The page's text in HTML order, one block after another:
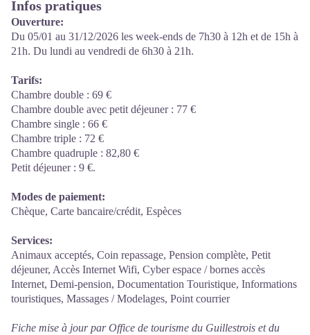
Infos pratiques
Ouverture:
Du 05/01 au 31/12/2026 les week-ends de 7h30 à 12h et de 15h à
21h. Du lundi au vendredi de 6h30 à 21h.
Tarifs:
Chambre double : 69 €
Chambre double avec petit déjeuner : 77 €
Chambre single : 66 €
Chambre triple : 72 €
Chambre quadruple : 82,80 €
Petit déjeuner : 9 €.
Modes de paiement:
Chèque, Carte bancaire/crédit, Espèces
Services:
Animaux acceptés, Coin repassage, Pension complète, Petit
déjeuner, Accès Internet Wifi, Cyber espace / bornes accès
Internet, Demi-pension, Documentation Touristique, Informations
touristiques, Massages / Modelages, Point courrier
Fiche mise à jour par Office de tourisme du Guillestrois et du